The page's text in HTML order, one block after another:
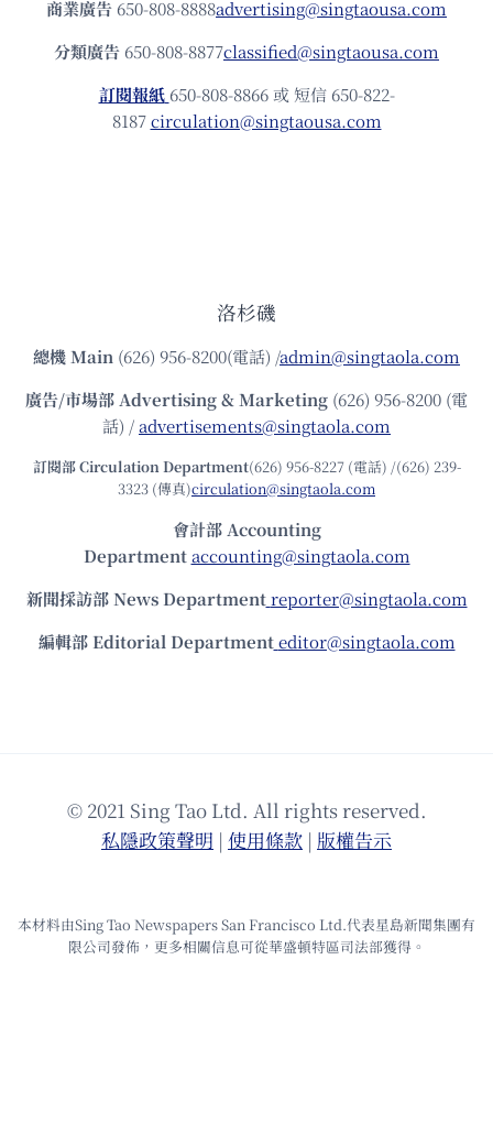
商業廣告 650-808-8888advertising@singtaousa.com
分類廣告 650-808-8877classified@singtaousa.com
訂閱報紙 650-808-8866 或 短信 650-822-
8187circulation@singtaousa.com
洛杉磯
總機Main (626) 956-8200(電話) /admin@singtaola.com
廣告/市場部Advertising & Marketing (626) 956-8200 (電
話) /advertisements@singtaola.com
訂閱部 Circulation Department(626) 956-8227 (電話) /(626) 239-
3323 (傳真)circulation@singtaola.com
會計部 Accounting
Department accounting@singtaola.com
新聞採訪部 News Department reporter@singtaola.com
編輯部 Editorial Department editor@singtaola.com
© 2021 Sing Tao Ltd. All rights reserved.
私隱政策聲明 | 使⽤條款 | 版權告⽰
本材料由Sing Tao Newspapers San Francisco Ltd.代表星島新聞集團有
限公司發佈，更多相關信息可從華盛頓特區司法部獲得。